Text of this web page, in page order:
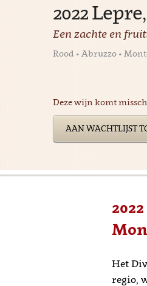
2022
Een zachte en
Rood • Abruzzo •
Deze wijn komt
AAN WACHTLIJST
Het
regio,